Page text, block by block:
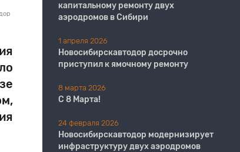
капитальному ремонту двух
аэродромов в Сибири
1 апреля 2026
Новосибирскавтодор досрочно
приступил к ямочному ремонту
8 марта 2026
С 8 Марта!
24 февраля 2026
Новосибирскавтодор модернизирует
инфраструктуру двух аэродромов